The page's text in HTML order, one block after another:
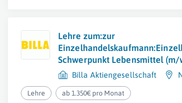
Lehre zum:zur
Schwerpunkt Lebensmittel
Billa Aktiengesellschaft
Lehre ab 1.350€ pro Monat